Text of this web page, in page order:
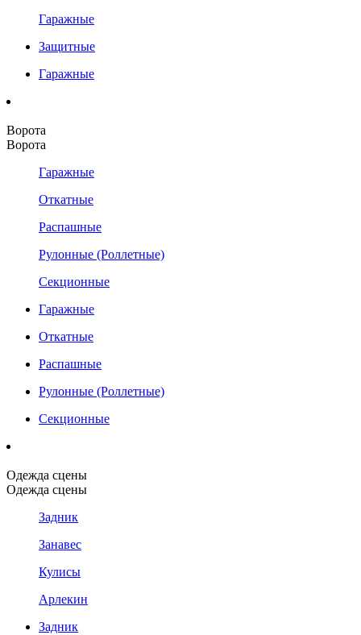
Гаражные
Защитные
Гаражные
Ворота
Ворота
Гаражные
Откатные
Распашные
Рулонные (Роллетные)
Секционные
Гаражные
Откатные
Распашные
Рулонные (Роллетные)
Секционные
Одежда сцены
Одежда сцены
Задник
Занавес
Кулисы
Арлекин
Задник